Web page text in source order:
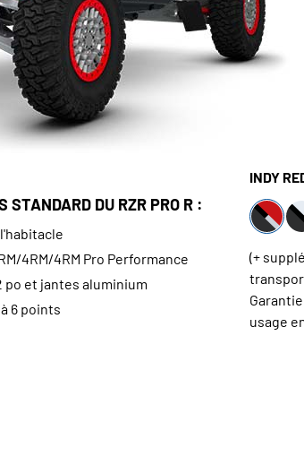
INDY
(+
usage
STANDARD DU RZR PRO R :
4RM/4RM Pro Performance
po et jantes aluminium
6 points